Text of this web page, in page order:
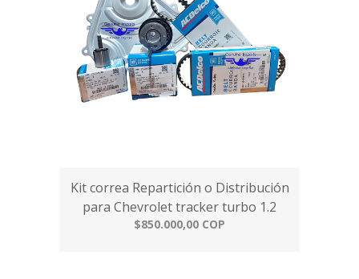
Kit correa Repartición o Distribución
para Chevrolet tracker turbo 1.2
$850.000,00 COP